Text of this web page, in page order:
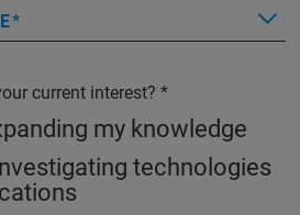
current interest?
my knowledge
technologies